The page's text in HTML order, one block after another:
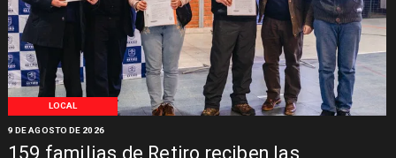
LOCAL
159 familias de Retiro reciben las
9 DE AGOSTO DE 2026